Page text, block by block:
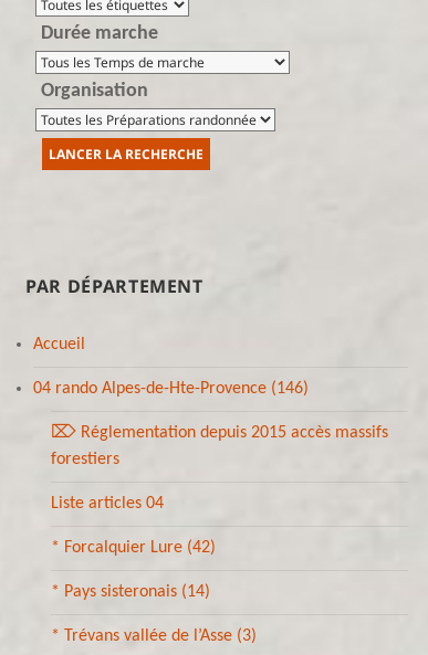
Durée marche
Organisation
PAR DÉPARTEMENT
Accueil
04 rando Alpes-de-Hte-Provence (146)
⌦ Réglementation depuis 2015 accès massifs
forestiers
Liste articles 04
* Forcalquier Lure (42)
* Pays sisteronais (14)
* Trévans vallée de l’Asse (3)